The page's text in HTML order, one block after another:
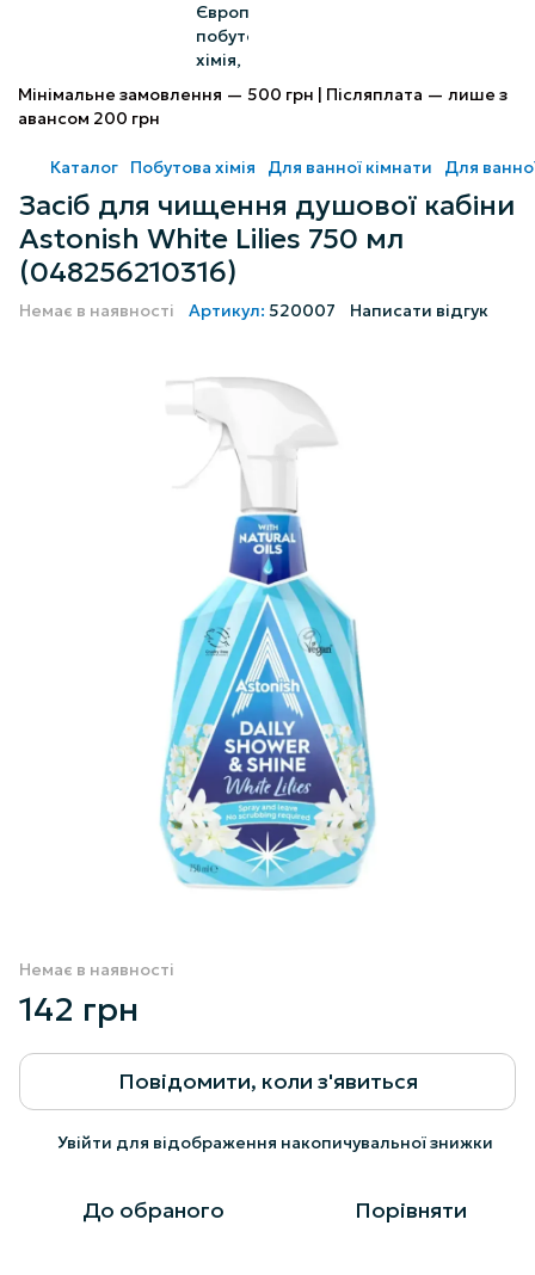
Мінімальне замовлення — 500 грн | Післяплата — лише з
авансом 200 грн
Каталог Побутова хімія Для ванної кімнати Для
Засіб для чищення душової кабіни
Astonish White Lilies 750 мл
(048256210316)
Немає в наявності Артикул: 520007 Написати відгук
Немає в наявності
142 грн
Повідомити, коли з'явиться
Увійти для відображення накопичувальної знижки
До обраного Порівняти